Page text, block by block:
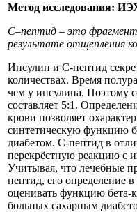
Метод исследования:
С–пептид – это фрагмент
результате отщепления
Инсулин и С-пептид
количествах. Время
чем у инсулина. Поэтому
составляет 5:1.
крови позволяет
синтетическую функцию
диабетом. С-пептид в
перекрёстную реакцию с
Учитывая, что лечебные
пептид, его определение
оценивать функцию бета-
больных сахарным